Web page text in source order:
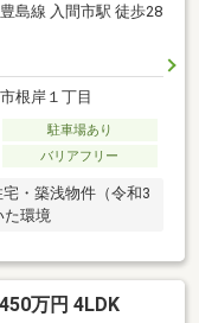
島線 入間市駅 徒歩28
根岸１丁目
駐車場あり
バリアフリー
・築浅物件（令和3
た環境
万円 4LDK